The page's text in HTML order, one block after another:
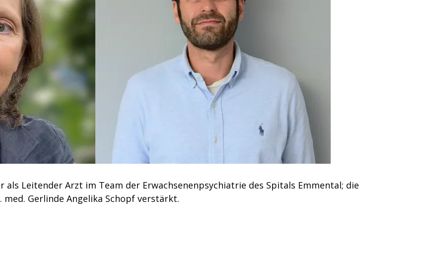
Leitender Arzt im Team der Erwachsenenpsychiatrie des Spitals Emmental; die
Gerlinde Angelika Schopf verstärkt.